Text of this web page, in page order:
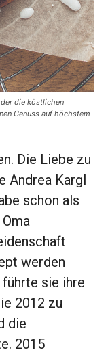
die köstlichen
Genuss auf höchstem
Die Liebe zu
Andrea Kargl
schon als
werden
sie ihre
2012 zu
die
2015